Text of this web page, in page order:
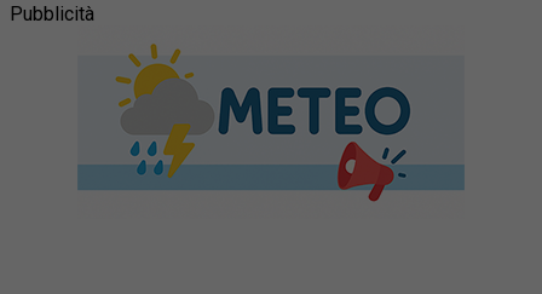
Pubblicità